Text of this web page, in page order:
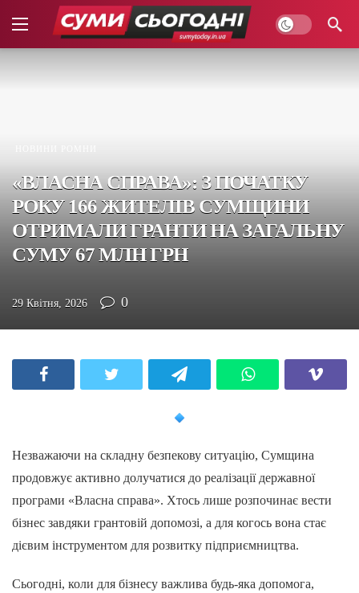
«ВЛАСНА СПРАВА»: З ПОЧАТКУ
РОКУ 166 ЖИТЕЛІВ СУМЩИНИ
ОТРИМАЛИ ГРАНТИ НА ЗАГАЛЬНУ
СУМУ 67 МЛН ГРН
29 Квітня, 2026 0
Незважаючи на складну безпекову ситуацію, Сумщина
продовжує активно долучатися до реалізації державної
програми «Власна справа». Хтось лише розпочинає вести
бізнес завдяки грантовій допомозі, а для когось вона стає
дієвим інструментом для розвитку підприємництва.
Сьогодні, коли для бізнесу важлива будь-яка допомога,